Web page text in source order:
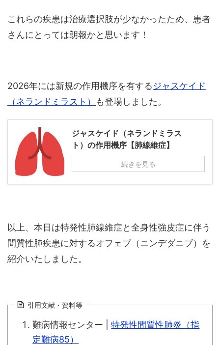
これらの疾患は治療選択肢が少なかったため、患者
さんにとっては朗報かと思います！
2026年には新規の作用機序を有するジャスケイド
（ネランドミラスト）
も登場しました。
ジャスケイド（ネランドミラス
ト）の作用機序【肺線維症】
続きを見る
以上、本日は特発性肺線維症と全身性強皮症に伴う
間質性肺疾患に対するオフェブ（ニンデダニブ）を
紹介いたしました。
引用文献・資料等
難病情報センター |特発性間質性肺炎（指
定難病85）